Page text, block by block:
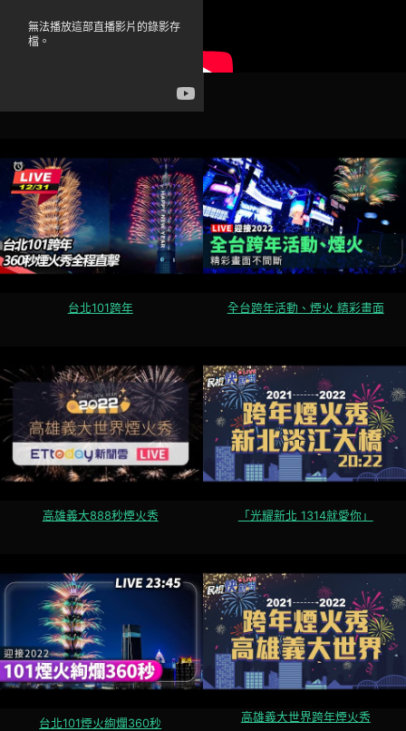
台北101跨年
高雄義大888秒煙火秀
台北101煙火絢爛360秒
全台跨年活動、煙火 精彩畫面
「光耀新北 1314就愛你」
高雄義大世界跨年煙火秀